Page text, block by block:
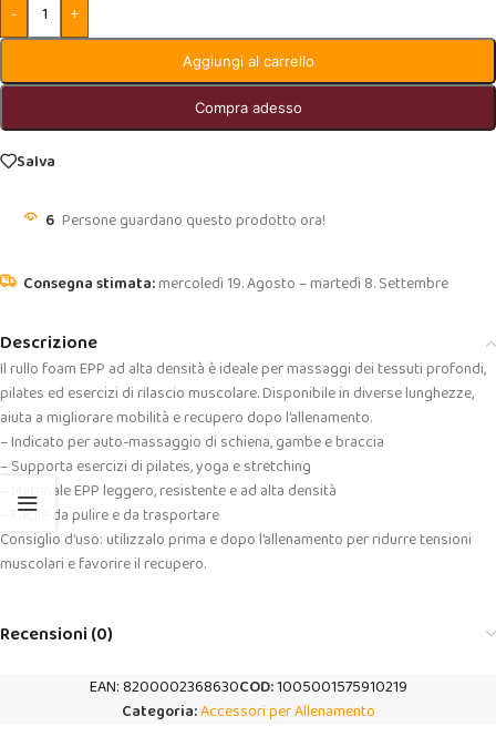
- +
Aggiungi al carrello
Compra adesso
Salva
6 Persone guardano questo prodotto ora!
mercoledì 19. Agosto – martedì 8. Settembre
Descrizione
Il rullo foam EPP ad alta densità è ideale per massaggi dei tessuti profondi,
pilates ed esercizi di rilascio muscolare. Disponibile in diverse lunghezze,
aiuta a migliorare mobilità e recupero dopo l’allenamento.
– Indicato per auto-massaggio di schiena, gambe e braccia
– Supporta esercizi di pilates, yoga e stretching
– Materiale EPP leggero, resistente e ad alta densità
– Facile da pulire e da trasportare
Consiglio d’uso: utilizzalo prima e dopo l’allenamento per ridurre tensioni
muscolari e favorire il recupero.
Recensioni (0)
EAN:8200002368630COD:1005001575910219
Categoria:Accessori per Allenamento